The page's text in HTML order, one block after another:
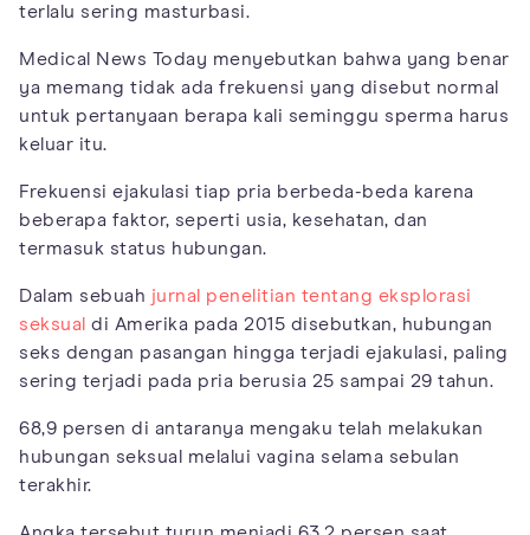
terlalu sering masturbasi.
Medical News Today menyebutkan bahwa yang benar
ya memang tidak ada frekuensi yang disebut normal
untuk pertanyaan berapa kali seminggu sperma harus
keluar itu.
Frekuensi ejakulasi tiap pria berbeda-beda karena
beberapa faktor, seperti usia, kesehatan, dan
termasuk status hubungan.
Dalam sebuah jurnal penelitian tentang eksplorasi
seksual di Amerika pada 2015 disebutkan, hubungan
seks dengan pasangan hingga terjadi ejakulasi, paling
sering terjadi pada pria berusia 25 sampai 29 tahun.
68,9 persen di antaranya mengaku telah melakukan
hubungan seksual melalui vagina selama sebulan
terakhir.